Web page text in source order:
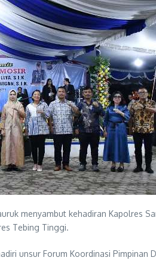
menyambut kehadiran Kapolres
Tebing Tinggi.
unsur Forum Koordinasi Pimpinan